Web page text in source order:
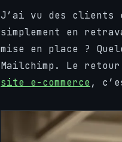
J’ai vu des clients
simplement en
mise en place ?
Mailchimp. Le
site e-commerce,